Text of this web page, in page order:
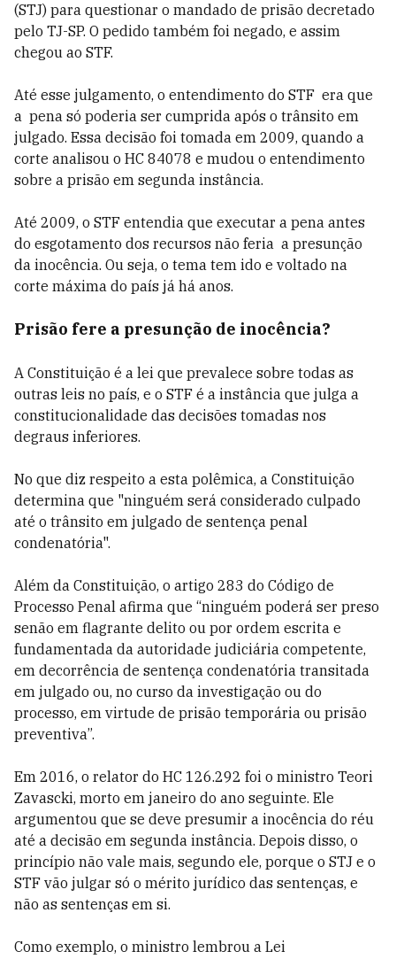
(STJ) para questionar o mandado de prisão decretado
pelo TJ-SP. O pedido também foi negado, e assim
chegou ao STF.
Até esse julgamento, o entendimento do STF era que
a pena só poderia ser cumprida após o trânsito em
julgado. Essa decisão foi tomada em 2009, quando a
corte analisou o HC 84078 e mudou o entendimento
sobre a prisão em segunda instância.
Até 2009, o STF entendia que executar a pena antes
do esgotamento dos recursos não feria a presunção
da inocência. Ou seja, o tema tem ido e voltado na
corte máxima do país já há anos.
Prisão fere a presunção de inocência?
A Constituição é a lei que prevalece sobre todas as
outras leis no país, e o STF é a instância que julga a
constitucionalidade das decisões tomadas nos
degraus inferiores.
No que diz respeito a esta polêmica, a Constituição
determina que "ninguém será considerado culpado
até o trânsito em julgado de sentença penal
condenatória".
Além da Constituição, o artigo 283 do Código de
Processo Penal afirma que “ninguém poderá ser preso
senão em flagrante delito ou por ordem escrita e
fundamentada da autoridade judiciária competente,
em decorrência de sentença condenatória transitada
em julgado ou, no curso da investigação ou do
processo, em virtude de prisão temporária ou prisão
preventiva”.
Em 2016, o relator do HC 126.292 foi o ministro Teori
Zavascki, morto em janeiro do ano seguinte. Ele
argumentou que se deve presumir a inocência do réu
até a decisão em segunda instância. Depois disso, o
princípio não vale mais, segundo ele, porque o STJ e o
STF vão julgar só o mérito jurídico das sentenças, e
não as sentenças em si.
Como exemplo, o ministro lembrou a Lei